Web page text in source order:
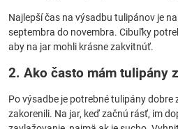
Najlepší čas na výsadbu tulipánov je
septembra do novembra. Cibuľky
aby na jar mohli krásne zakvitnúť.
2. Ako často mám tulipány
Po výsadbe je potrebné tulipány dobre
zakorenili. Na jar, keď začnú rásť, im